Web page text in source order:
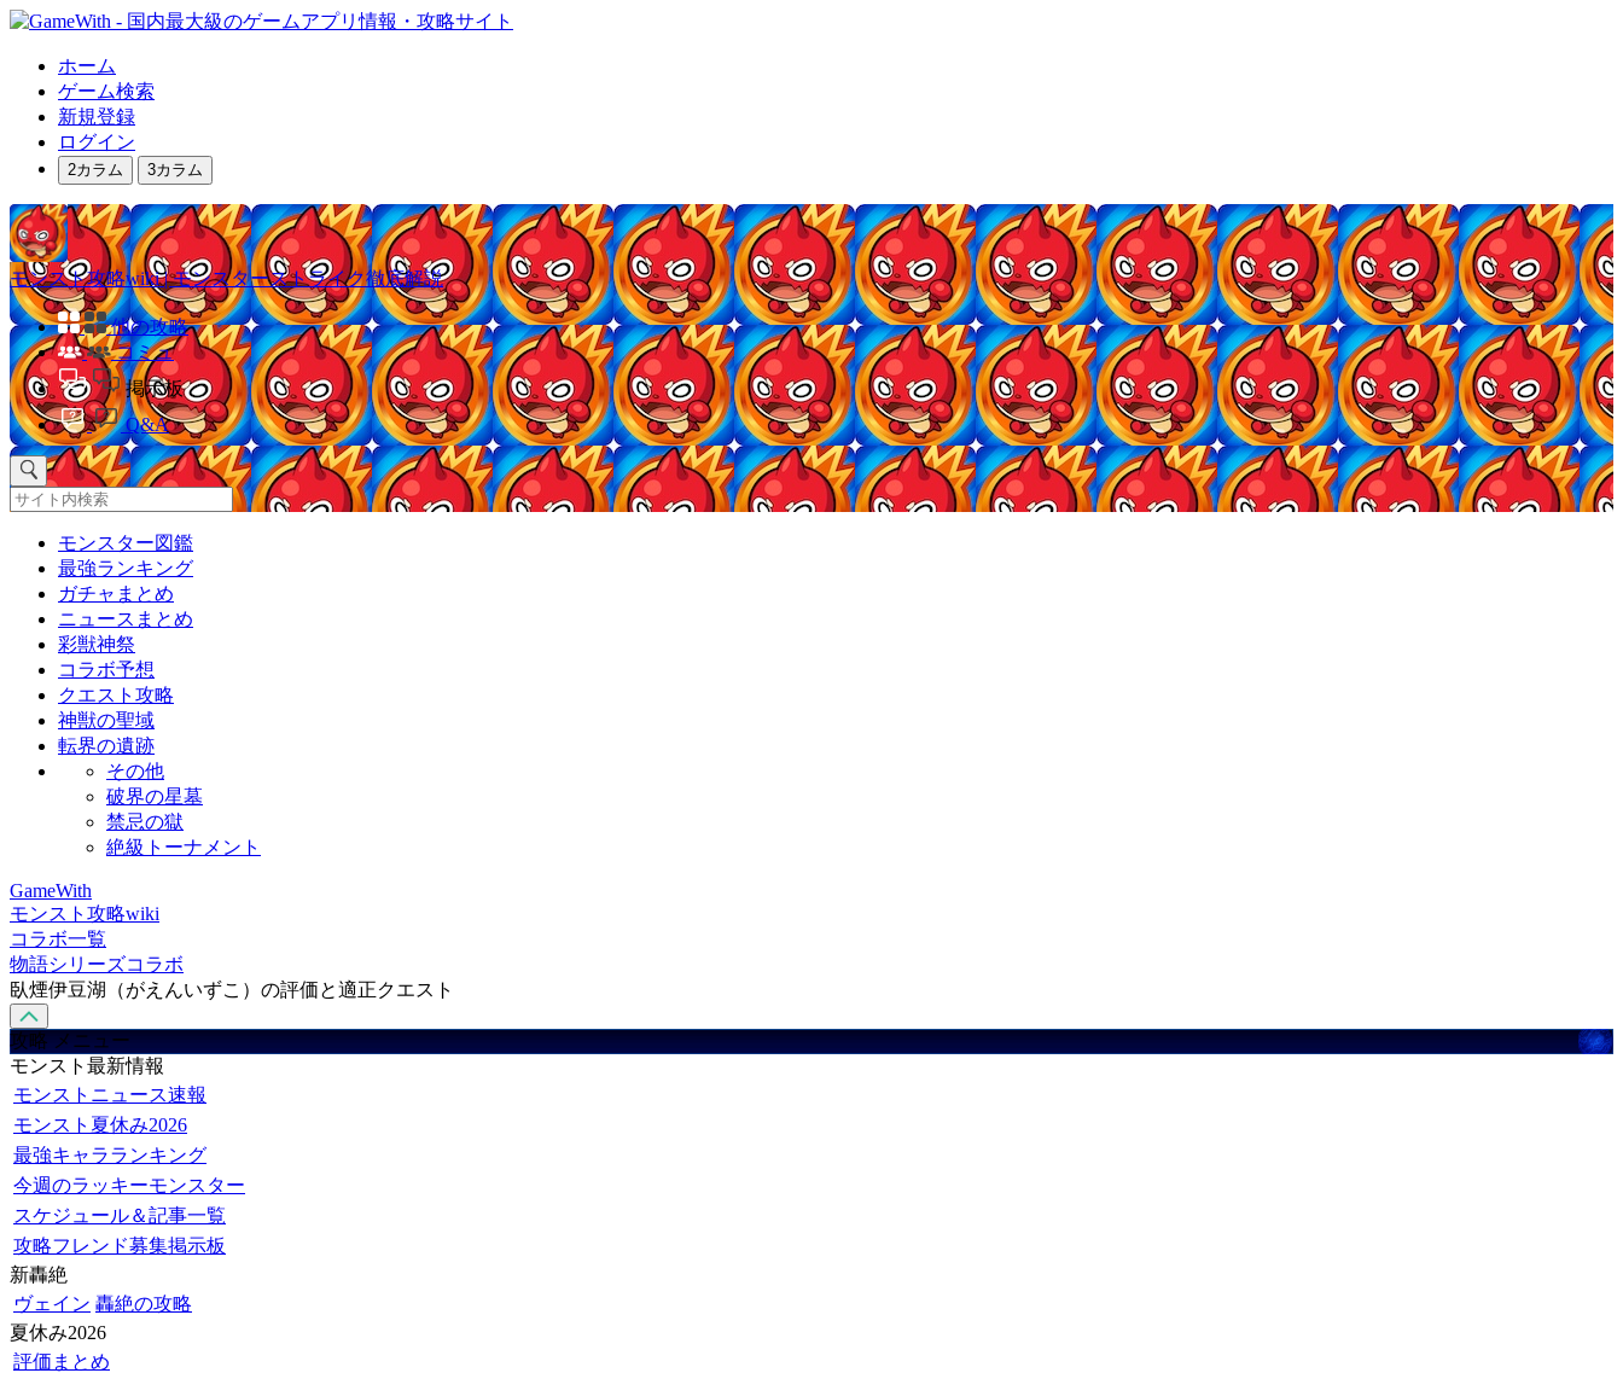
ホーム
ゲーム検索
新規登録
ログイン
2カラム 3カラム
モンスト攻略wiki | モンスターストライク徹底解説
他の攻略
コミュ
掲示板
Q&A
モンスター図鑑
最強ランキング
ガチャまとめ
ニュースまとめ
彩獣神祭
コラボ予想
クエスト攻略
神獣の聖域
転界の遺跡
その他
破界の星墓
禁忌の獄
絶級トーナメント
GameWith
モンスト攻略wiki
コラボ一覧
物語シリーズコラボ
臥煙伊豆湖（がえんいずこ）の評価と適正クエスト
攻略 メニュー
モンスト最新情報
モンストニュース速報
モンスト夏休み2026
最強キャラランキング
今週のラッキーモンスター
スケジュール＆記事一覧
攻略フレンド募集掲示板
新轟絶
ヴェイン 轟絶の攻略
夏休み2026
評価まとめ